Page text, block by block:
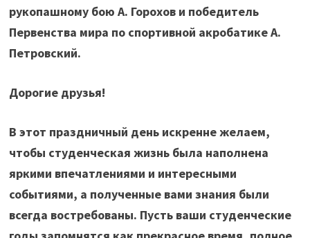
рукопашному бою А. Горохов и победитель
Первенства мира по спортивной акробатике А.
Петровский.
Дорогие друзья!
В этот праздничный день искренне желаем,
чтобы студенческая жизнь была наполнена
яркими впечатлениями и интересными
событиями, а полученные вами знания были
всегда востребованы. Пусть ваши студенческие